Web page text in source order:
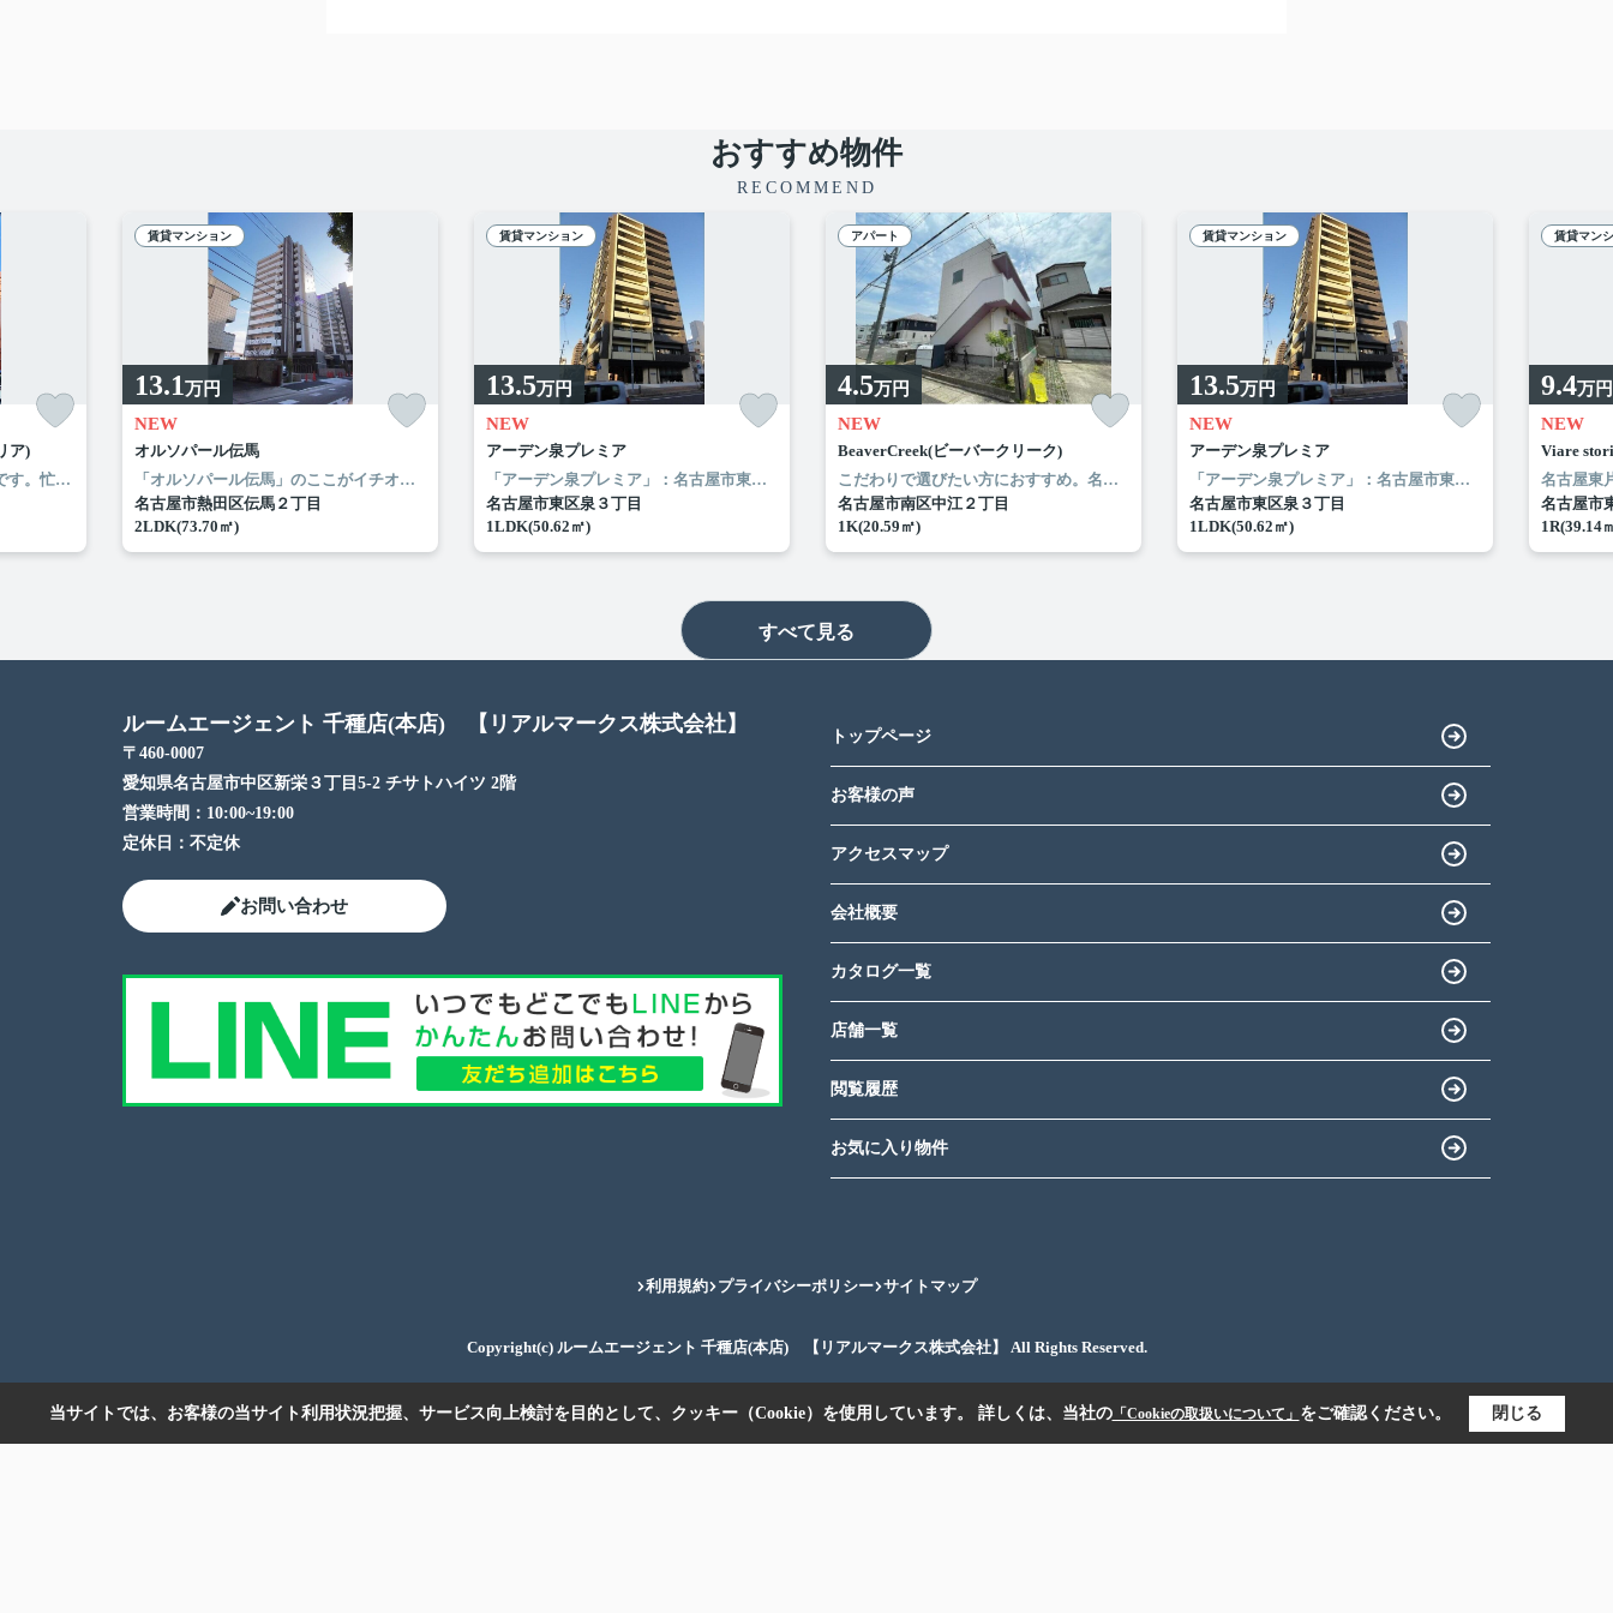
おすすめ物件
RECOMMEND
ア)
名古屋東片端郵便局まで124mです。忙しい朝でも鏡を見ながらサッと身支度を整えることができる独立洗面台があります。共用部には敷地内ごみ置き場・エレベータなどが揃っており、とても充実しています。ぜひご覧いただきたい賃貸物件です。名古屋市東区エリアと名古屋市営桜通線高岳付近のお部屋探しなら当社へ。あなたからのお問い合せをスタッフ一同お待ちしております。
賃貸マンション
13.1万円
NEW
オルソパール伝馬
「オルソパール伝馬」のここがイチオシ。「オルソパール伝馬」のここがイチオシ。化粧品やスタイリング剤などをまとめて出して、サッと身支度を整えられる独立洗面台があります。留守中に注文した商品が届くので、配送時間を気にせず注文ができる宅配ボックスがあります。名古屋市熱田区で暮らすなら名古屋市営名城線熱田神宮伝馬町近くはいかかがでしょうか。ルームエージェント（リアルマークス）までご連絡ください。
名古屋市熱田区伝馬２丁目
2LDK(73.70㎡)
賃貸マンション
13.5万円
NEW
アーデン泉プレミア
「アーデン泉プレミア」：名古屋市東区エリアの新居にピッタリ。ローソン 東区泉三丁目店まで徒歩3分と近場にコンビニがあるのもポイント。風通しが良好なので、夏も涼しい風がはいってきます。名古屋市東区や名古屋市営桜通線高岳付近でのお部屋探しは当社にお任せください。お気に入りのお部屋で快適な新生活を始めましょう。
名古屋市東区泉３丁目
1LDK(50.62㎡)
アパート
4.5万円
NEW
BeaverCreek(ビーバークリーク)
こだわりで選びたい方におすすめ。名古屋市南区エリアで住まいをお探しなら「BeaverCreek(ビーバークリーク)」。ファミリーマート 中江二丁目店まで徒歩3分と近場にコンビニがあるのもポイント。当社には、こだわり条件や特集が満載です。名古屋市南区エリアや名古屋市営桜通線鶴里付近できっと素敵なお部屋が見つかることでしょう。
名古屋市南区中江２丁目
1K(20.59㎡)
賃貸マンション
13.5万円
NEW
アーデン泉プレミア
「アーデン泉プレミア」：名古屋市東区エリアの新居にピッタリ。ローソン 東区泉三丁目店まで徒歩3分と近場にコンビニがあるのもポイント。風通しが良好なので、夏も涼しい風がはいってきます。名古屋市東区や名古屋市営桜通線高岳付近でのお部屋探しは当社にお任せください。お気に入りのお部屋で快適な新生活を始めましょう。
名古屋市東区泉３丁目
1LDK(50.62㎡)
賃貸マン
9.4万円
NEW
Viare
名古屋市
1R(39.14
すべて見る
ルームエージェント 千種店(本店) 【リアルマークス株式会社】
〒460-0007
愛知県名古屋市中区新栄３丁目5-2 チサトハイツ 2階
営業時間： 10:00~19:00
定休日： 不定休
お問い合わせ
トップページ
お客様の声
アクセスマップ
会社概要
カタログ一覧
店舗一覧
閲覧履歴
お気に入り物件
利用規約 プライバシーポリシー サイトマップ
Copyright(c) ルームエージェント 千種店(本店) 【リアルマークス株式会社】 All Rights Reserved.
当サイトでは、お客様の当サイト利用状況把握、サービス向上検討を目的として、クッキー（Cookie）を使用しています。 詳しくは、当社の「Cookieの取扱いについて」 をご確認ください。 閉じる